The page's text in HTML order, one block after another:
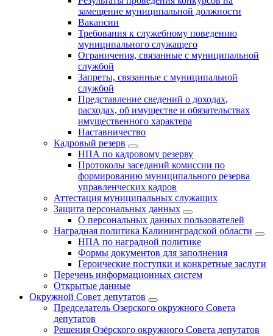
замещение муниципальной должности
Вакансии
Требования к служебному поведению
муниципального служащего
Ограничения, связанные с муниципальной
службой
Запреты, связанные с муниципальной
службой
Представление сведений о доходах,
расходах, об имуществе и обязательствах
имущественного характера
Наставничество
Кадровый резерв
НПА по кадровому резерву
Протоколы заседаний комиссии по
формированию муниципального резерва
управленческих кадров
Аттестация муниципальных служащих
Защита персональных данных
О персональных данных пользователей
Наградная политика Калининградской области
НПА по наградной политике
Формы документов для заполнения
Героические поступки и конкретные заслуги
Перечень информационных систем
Открытые данные
Окружной Совет депутатов
Председатель Озерского окружного Совета
депутатов
Решения Озёрского окружного Совета депутатов